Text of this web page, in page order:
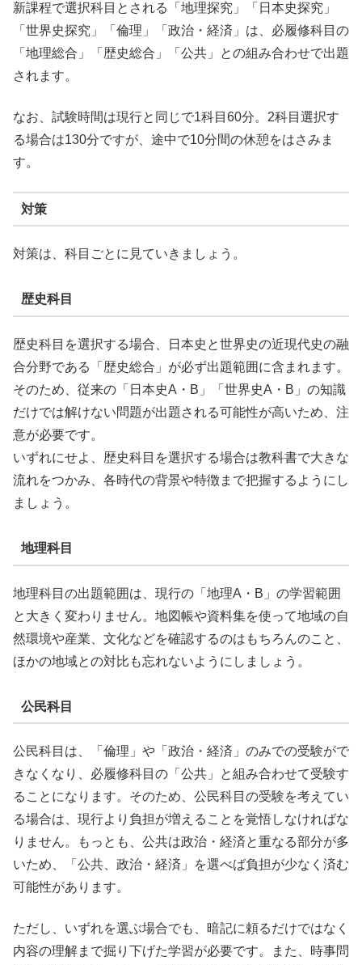
新課程で選択科目とされる「地理探究」「日本史探究」
「世界史探究」「倫理」「政治・経済」は、必履修科目の
「地理総合」「歴史総合」「公共」との組み合わせで出題
されます。
なお、試験時間は現行と同じで1科目60分。2科目選択す
る場合は130分ですが、途中で10分間の休憩をはさみま
す。
対策
対策は、科目ごとに見ていきましょう。
歴史科目
歴史科目を選択する場合、日本史と世界史の近現代史の融
合分野である「歴史総合」が必ず出題範囲に含まれます。
そのため、従来の「日本史A・B」「世界史A・B」の知識
だけでは解けない問題が出題される可能性が高いため、注
意が必要です。
いずれにせよ、歴史科目を選択する場合は教科書で大きな
流れをつかみ、各時代の背景や特徴まで把握するようにし
ましょう。
地理科目
地理科目の出題範囲は、現行の「地理A・B」の学習範囲
と大きく変わりません。地図帳や資料集を使って地域の自
然環境や産業、文化などを確認するのはもちろんのこと、
ほかの地域との対比も忘れないようにしましょう。
公民科目
公民科目は、「倫理」や「政治・経済」のみでの受験がで
きなくなり、必履修科目の「公共」と組み合わせて受験す
ることになります。そのため、公民科目の受験を考えてい
る場合は、現行より負担が増えることを覚悟しなければな
りません。もっとも、公共は政治・経済と重なる部分が多
いため、「公共、政治・経済」を選べば負担が少なく済む
可能性があります。
ただし、いずれを選ぶ場合でも、暗記に頼るだけではなく
内容の理解まで掘り下げた学習が必要です。また、時事問